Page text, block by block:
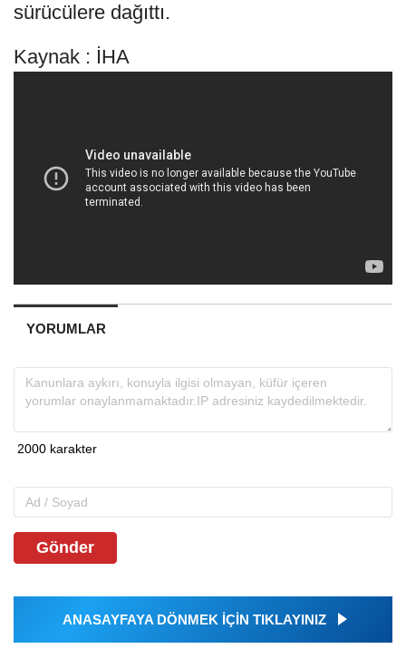
sürücülere dağıttı.
Kaynak : İHA
YORUMLAR
Gönder
ANASAYFAYA DÖNMEK İÇİN TIKLAYINIZ